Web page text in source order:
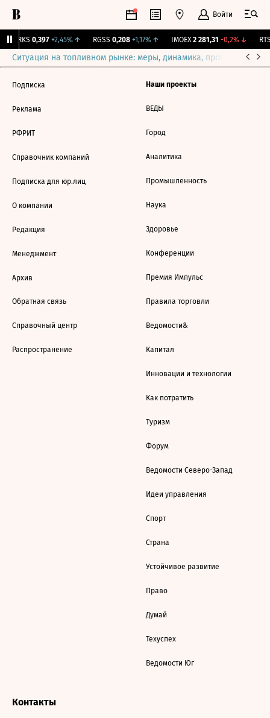
Войти
MRKS 0,397 +2,45%↑ RGSS 0,208 +1,17%↑ IMOEX 2 281,31 -0,2%↓ RTSI
Ситуация на топливном рынке: меры, динамика, прогнозы
Подписка
Реклама
РФРИТ
Справочник компаний
Подписка для юр.лиц
О компании
Редакция
Менеджмент
Архив
Обратная связь
Справочный центр
Распространение
Наши проекты
ВЕДЫ
Город
Аналитика
Промышленность
Наука
Здоровье
Конференции
Премия Импульс
Правила торговли
Ведомости&
Капитал
Инновации и технологии
Как потратить
Туризм
Форум
Ведомости Северо-Запад
Идеи управления
Спорт
Страна
Устойчивое развитие
Право
Думай
Техуспех
Ведомости Юг
Контакты